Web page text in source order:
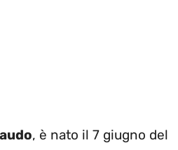
, è nato il 7 giugno del